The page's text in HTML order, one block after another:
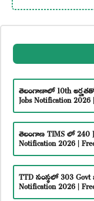
తెలంగాణాలో 10th అర్హతతో
Jobs Notification
తెలంగాణ TIMS లో 240
Notification 2026 |
TTD సంస్థలో 303
Notification 2026 |